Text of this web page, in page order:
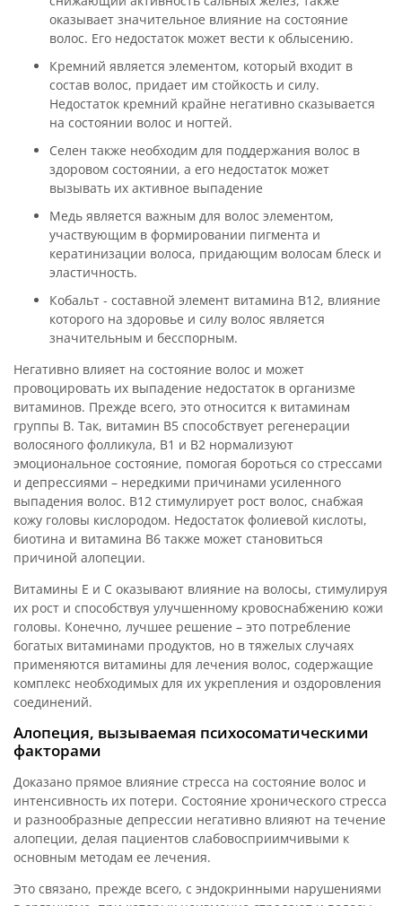
оказывает значительное влияние на состояние
волос. Его недостаток может вести к облысению.
Кремний является элементом, который входит в
состав волос, придает им стойкость и силу.
Недостаток кремний крайне негативно сказывается
на состоянии волос и ногтей.
Селен также необходим для поддержания волос в
здоровом состоянии, а его недостаток может
вызывать их активное выпадение
Медь является важным для волос элементом,
участвующим в формировании пигмента и
кератинизации волоса, придающим волосам блеск и
эластичность.
Кобальт - составной элемент витамина В12, влияние
которого на здоровье и силу волос является
значительным и бесспорным.
Негативно влияет на состояние волос и может
провоцировать их выпадение недостаток в организме
витаминов. Прежде всего, это относится к витаминам
группы В. Так, витамин В5 способствует регенерации
волосяного фолликула, В1 и В2 нормализуют
эмоциональное состояние, помогая бороться со стрессами
и депрессиями – нередкими причинами усиленного
выпадения волос. В12 стимулирует рост волос, снабжая
кожу головы кислородом. Недостаток фолиевой кислоты,
биотина и витамина В6 также может становиться
причиной алопеции.
Витамины Е и С оказывают влияние на волосы, стимулируя
их рост и способствуя улучшенному кровоснабжению кожи
головы. Конечно, лучшее решение – это потребление
богатых витаминами продуктов, но в тяжелых случаях
применяются витамины для лечения волос, содержащие
комплекс необходимых для их укрепления и оздоровления
соединений.
Алопеция, вызываемая психосоматическими
факторами
Доказано прямое влияние стресса на состояние волос и
интенсивность их потери. Состояние хронического стресса
и разнообразные депрессии негативно влияют на течение
алопеции, делая пациентов слабовосприимчивыми к
основным методам ее лечения.
Это связано, прежде всего, с эндокринными нарушениями